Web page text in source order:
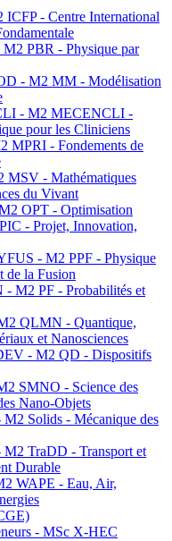
- Centre International
PBR - Physique par
- M2 MM - Modélisation
- M2 MECENCLI -
pour les Cliniciens
MPRI - Fondements de
- Mathématiques
du Vivant
OPT - Optimisation
- Projet, Innovation,
- M2 PPF - Physique
de la Fusion
M2 PF - Probabilités et
QLMN - Quantique,
et Nanosciences
- M2 QD - Dispositifs
SMNO - Science des
Nano-Objets
Solids - Mécanique des
TraDD - Transport et
Durable
WAPE - Eau, Air,
- MSc X-HEC